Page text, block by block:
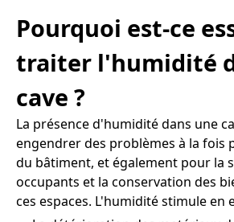
Pourquoi est-ce
traiter l'humidité
cave ?
La présence d'humidité dans une
engendrer des problèmes à la fois
du bâtiment, et également pour la
occupants et la conservation des
ces espaces. L'humidité stimule en